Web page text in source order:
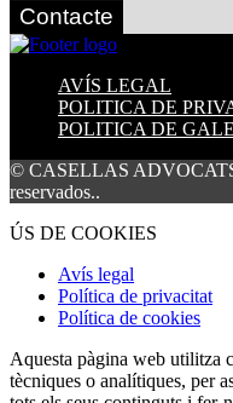
Contacte
AVÍS LEGAL
POLITICA DE
POLITICA DE
© CASELLAS ADVOCATS
reservados..
ÚS DE COOKIES
Avís legal
Política de privacitat
Política de cookies
Aquesta pàgina web utilitza
tècniques o analítiques, per